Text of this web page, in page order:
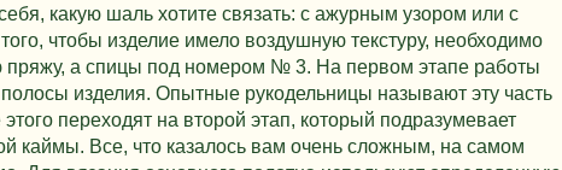
какую шаль хотите связать: с ажурным узором или с
чтобы изделие имело воздушную текстуру, необходимо
пряжу, а спицы под номером № 3. На первом этапе работы
изделия. Опытные рукодельницы называют эту часть
переходят на второй этап, который подразумевает
каймы. Все, что казалось вам очень сложным, на самом